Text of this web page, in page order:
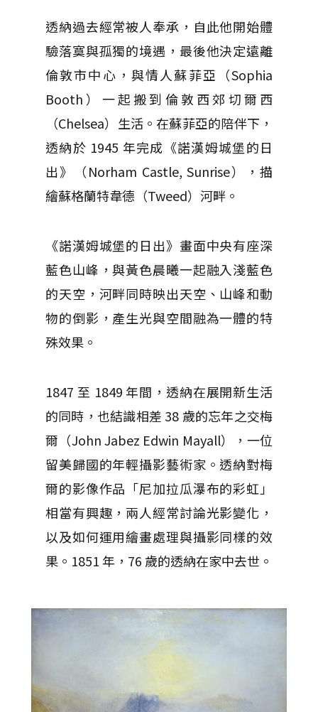
透納過去經常被人奉承，自此他開始體
驗落寞與孤獨的境遇，最後他決定遠離
倫敦市中心，與情人蘇菲亞（Sophia
Booth）一起搬到倫敦西郊切爾西
（Chelsea）生活。在蘇菲亞的陪伴下，
透納於 1945 年完成《諾漢姆城堡的日
出》（Norham Castle, Sunrise），描
繪蘇格蘭特韋德（Tweed）河畔。
《諾漢姆城堡的日出》畫面中央有座深
藍色山峰，與黃色晨曦一起融入淺藍色
的天空，河畔同時映出天空、山峰和動
物的倒影，產生光與空間融為一體的特
殊效果。
1847 至 1849 年間，透納在展開新生活
的同時，也結識相差 38 歲的忘年之交梅
爾（John Jabez Edwin Mayall），一位
留美歸國的年輕攝影藝術家。透納對梅
爾的影像作品「尼加拉瓜瀑布的彩虹」
相當有興趣，兩人經常討論光影變化，
以及如何運用繪畫處理與攝影同樣的效
果。1851 年，76 歲的透納在家中去世。